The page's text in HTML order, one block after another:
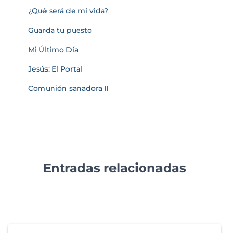
¿Qué será de mi vida?
Guarda tu puesto
Mi Último Día
Jesús: El Portal
Comunión sanadora II
Entradas relacionadas